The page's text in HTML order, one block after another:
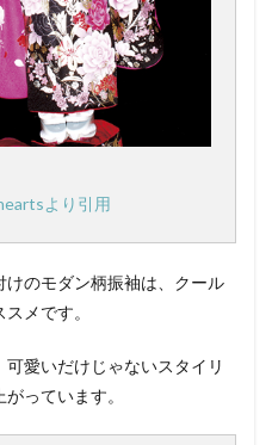
より引用
けのモダン柄振袖は、クール
メです。
愛いだけじゃないスタイリ
っています。